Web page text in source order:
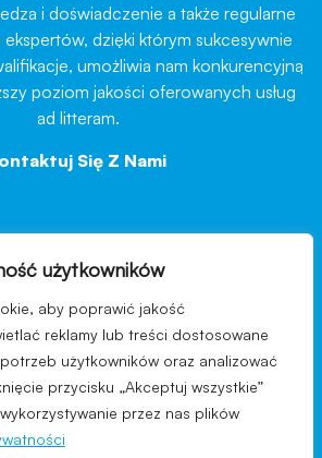
użytkowników
aby poprawić jakość
reklamy lub treści dostosowane
użytkowników oraz analizować
przycisku „Akceptuj wszystkie”
przez nas plików
i doświadczenie a także regularne
dzięki którym sukcesywnie
umożliwia nam konkurencyjną
poziom jakości oferowanych usług
ad litteram.
Się Z Nami
nawigacja
Regulamin strony
Polityka prywatności
Kontakt